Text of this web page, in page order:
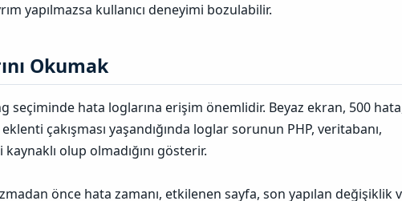
yapılmazsa kullanıcı deneyimi bozulabilir.
Okumak​
seçiminde hata loglarına erişim önemlidir. Beyaz ekran, 500
eklenti çakışması yaşandığında loglar sorunun PHP, veritabanı,
olup olmadığını gösterir.
önce hata zamanı, etkilenen sayfa, son yapılan değişiklik